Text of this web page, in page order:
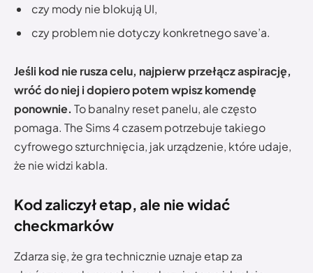
czy mody nie blokują UI,
czy problem nie dotyczy konkretnego save’a.
Jeśli kod nie rusza celu, najpierw przełącz aspirację,
wróć do niej i dopiero potem wpisz komendę
ponownie. To banalny reset panelu, ale często
pomaga. The Sims 4 czasem potrzebuje takiego
cyfrowego szturchnięcia, jak urządzenie, które udaje,
że nie widzi kabla.
Kod zaliczył etap, ale nie widać
checkmarków
Zdarza się, że gra technicznie uznaje etap za